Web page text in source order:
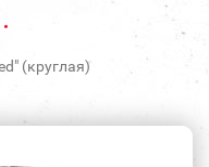
(круглая)